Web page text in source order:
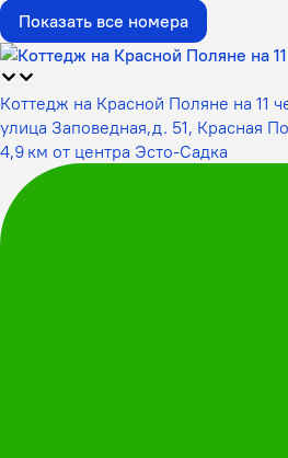
Показать все номера
Коттедж на Красной Поляне на 11
улица Заповедная,д. 51, Красная
4,9 км от центра Эсто-Садка